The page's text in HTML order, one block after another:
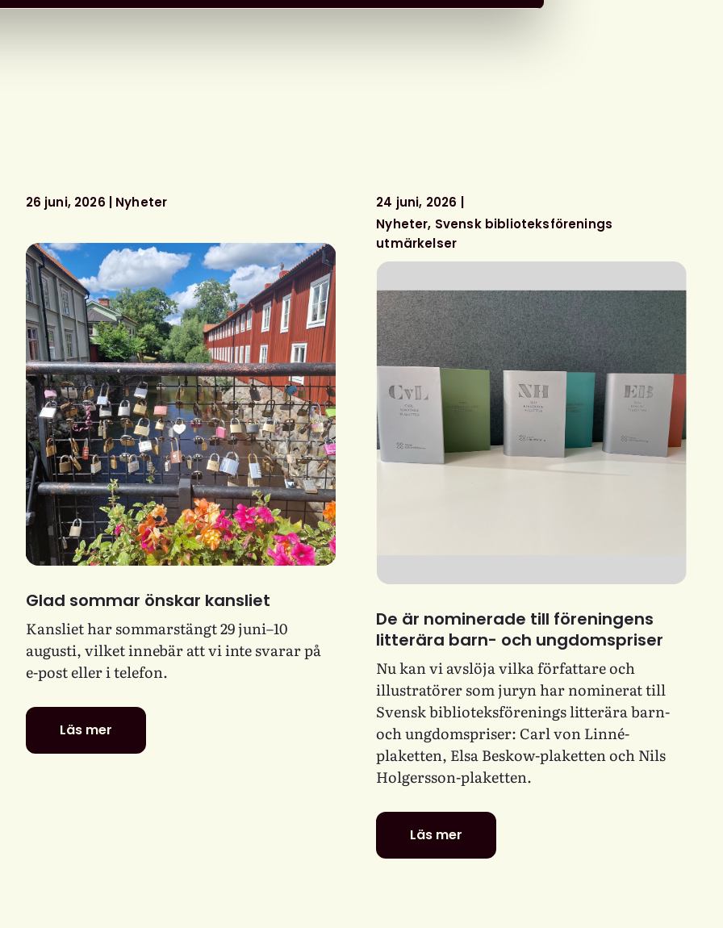
26 juni, 2026 Nyheter
Glad sommar önskar kansliet
Kansliet har sommarstängt 29 juni–10
augusti, vilket innebär att vi inte svarar på
e-post eller i telefon.
Läs mer
Glad
sommar
24 juni, 2026
Nyheter Svensk biblioteksförenings
utmärkelser
De är nominerade till föreningens
litterära barn- och ungdomspriser
Nu kan vi avslöja vilka författare och
illustratörer som juryn har nominerat till
Svensk biblioteksförenings litterära barn-
och ungdomspriser: Carl von Linné-
plaketten, Elsa Beskow-plaketten och Nils
Holgersson-plaketten.
Läs mer
De
är